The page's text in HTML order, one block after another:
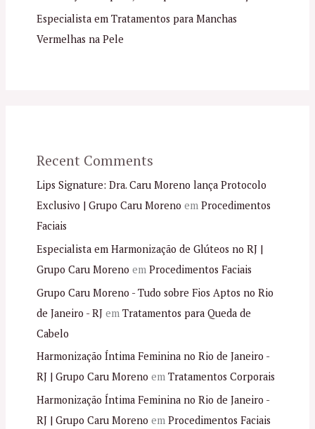
Especialista em Tratamentos para Manchas
Vermelhas na Pele
Recent Comments
Lips Signature: Dra. Caru Moreno lança Protocolo
Exclusivo | Grupo Caru Moreno em Procedimentos
Faciais
Especialista em Harmonização de Glúteos no RJ |
Grupo Caru Moreno em Procedimentos Faciais
Grupo Caru Moreno - Tudo sobre Fios Aptos no Rio
de Janeiro - RJem Tratamentos para Queda de
Cabelo
Harmonização Íntima Feminina no Rio de Janeiro -
RJ | Grupo Caru Moreno em Tratamentos Corporais
Harmonização Íntima Feminina no Rio de Janeiro -
RJ | Grupo Caru Moreno em Procedimentos Faciais